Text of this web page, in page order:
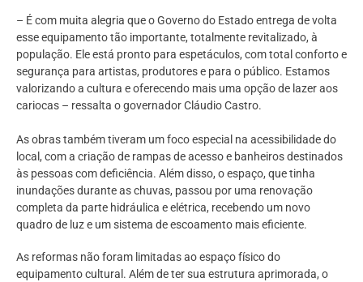
– É com muita alegria que o Governo do Estado entrega de volta
esse equipamento tão importante, totalmente revitalizado, à
população. Ele está pronto para espetáculos, com total conforto e
segurança para artistas, produtores e para o público. Estamos
valorizando a cultura e oferecendo mais uma opção de lazer aos
cariocas – ressalta o governador Cláudio Castro.
As obras também tiveram um foco especial na acessibilidade do
local, com a criação de rampas de acesso e banheiros destinados
às pessoas com deficiência. Além disso, o espaço, que tinha
inundações durante as chuvas, passou por uma renovação
completa da parte hidráulica e elétrica, recebendo um novo
quadro de luz e um sistema de escoamento mais eficiente.
As reformas não foram limitadas ao espaço físico do
equipamento cultural. Além de ter sua estrutura aprimorada, o